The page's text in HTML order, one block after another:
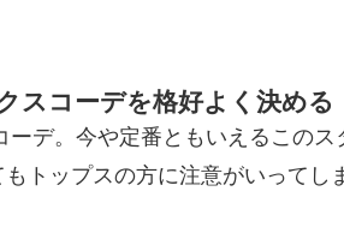
スコーデを格好よく決める
デ。今や定番ともいえるこの
トップスの方に注意がいって